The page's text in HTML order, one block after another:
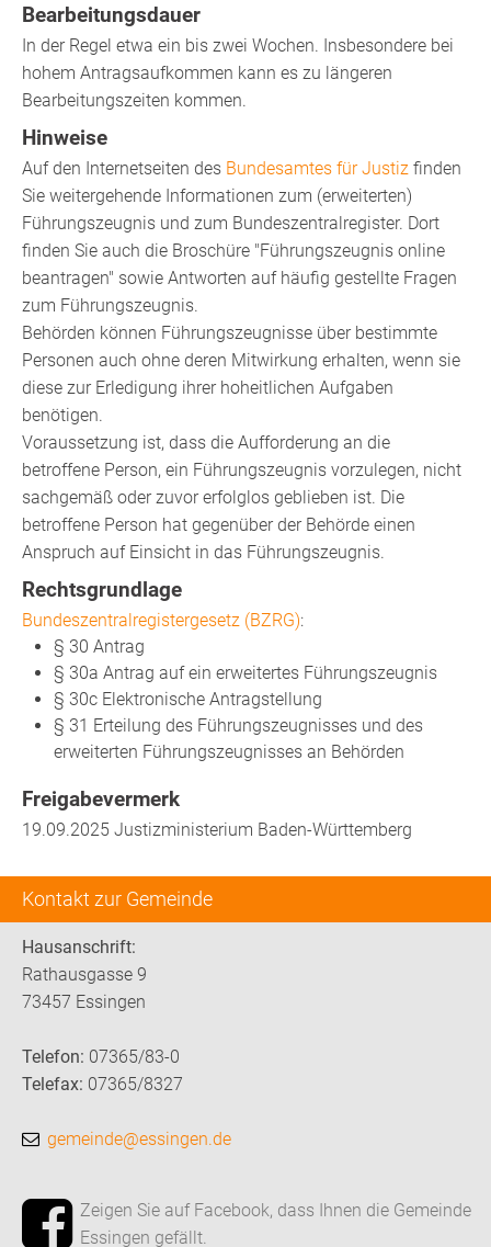
Kontakt zur Gemeinde
Hausanschrift:
Rathausgasse 9
73457 Essingen
Telefon: 07365/83-0
Telefax: 07365/8327
gemeinde@essingen.de
Zeigen Sie auf Facebook, dass Ihnen die Gemeinde
Essingen gefällt.
Bearbeitungsdauer
In der Regel etwa ein bis zwei Wochen. Insbesondere bei
hohem Antragsaufkommen kann es zu längeren
Bearbeitungszeiten kommen.
Hinweise
Auf den Internetseiten des Bundesamtes für Justiz finden
Sie weitergehende Informationen zum (erweiterten)
Führungszeugnis und zum Bundeszentralregister. Dort
finden Sie auch die Broschüre "Führungszeugnis online
beantragen" sowie Antworten aufhäufig gestellte Fragen
zum Führungszeugnis.
Behörden können Führungszeugnisse über bestimmte
Personen auch ohne deren Mitwirkung erhalten, wenn sie
diese zur Erledigung ihrer hoheitlichen Aufgaben
benötigen.
Voraussetzung ist, dass die Aufforderung an die
betroffene Person, ein Führungszeugnis vorzulegen, nicht
sachgemäß oder zuvor erfolglos geblieben ist. Die
betroffene Person hat gegenüber der Behörde einen
Anspruch auf Einsicht in das Führungszeugnis.
Rechtsgrundlage
Bundeszentralregistergesetz (BZRG):
§ 30 Antrag
§ 30a Antrag auf ein erweitertes Führungszeugnis
§ 30c Elektronische Antragstellung
§ 31 Erteilung des Führungszeugnisses und des
erweiterten Führungszeugnisses an Behörden
Freigabevermerk
19.09.2025 Justizministerium Baden-Württemberg